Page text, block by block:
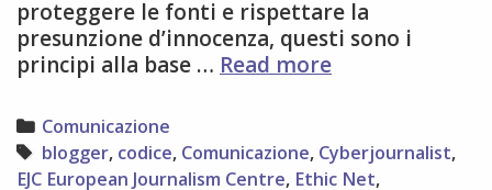
proteggere le fonti e rispettare la
presunzione d’innocenza, questi sono i
principi alla base … Read moreEJC
CODICE
Categories
Comunicazione
Tags
blogger, codice, Comunicazione, Cyberjournalist,
EJC European Journalism Centre, Ethic Net,